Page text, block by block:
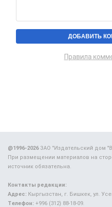
Правила
@1996-2026ЗАО "Издательский дом
При размещении материалов на
источник обязательна.
Контакты редакции:
Адрес: Кыргызстан, г. Бишкек, ул.
Телефон: +996 (312) 88-18-09.